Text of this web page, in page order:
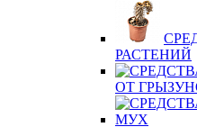
РАСТЕНИЙ
ОТ